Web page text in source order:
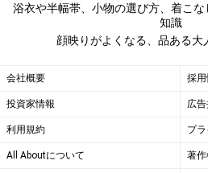
浴衣や半幅帯、小物の選び方、着こ
知識
顔映りがよくなる、品ある大
会社概要 採用
投資家情報 広
利用規約 プ
All Aboutについて 著